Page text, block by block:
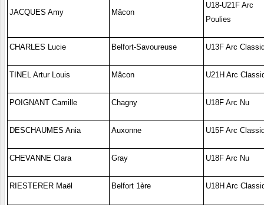
JACQUES Amy Mâcon
U18-U21F Arc
Poulies
CHARLES Lucie Belfort-Savoureuse U13F Arc
TINEL Artur Louis Mâcon U21H Arc
POIGNANT Camille Chagny U18F Arc Nu
DESCHAUMES Ania Auxonne U15F Arc
CHEVANNE Clara Gray U18F Arc Nu
RIESTERER Maël Belfort 1ère U18H Arc